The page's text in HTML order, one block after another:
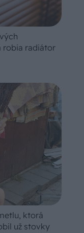
robia radiátor
ktorá
už stovky